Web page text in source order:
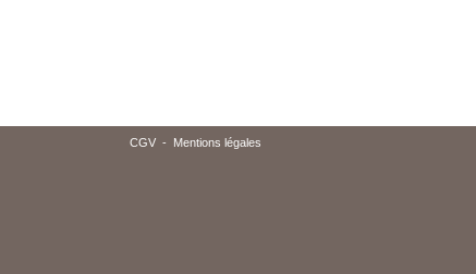
CGV - Mentions légales